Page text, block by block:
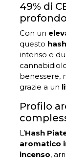
49% di
profondo
Con un
questo
intenso e
benessere,
grazie a un
Profilo
L’Hash
aromatico
incenso,